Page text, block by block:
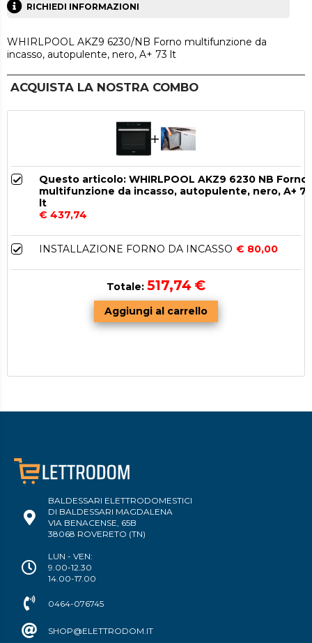
RICHIEDI INFORMAZIONI
WHIRLPOOL AKZ9 6230/NB Forno multifunzione da
incasso, autopulente, nero, A+ 73 lt
ACQUISTA LA NOSTRA COMBO
Questo articolo: WHIRLPOOL AKZ9 6230 NB Forno
multifunzione da incasso, autopulente, nero, A+ 73
lt
€ 437,74
INSTALLAZIONE FORNO DA INCASSO € 80,00
Totale: 517,74 €
BALDESSARI ELETTRODOMESTICI
DI BALDESSARI MAGDALENA
VIA BENACENSE, 65B
38068 ROVERETO (TN)
LUN - VEN:
9.00-12.30
14.00-17.00
0464-076745
SHOP@ELETTRODOM.IT